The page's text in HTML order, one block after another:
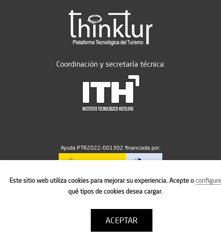
Coordinación y secretaría técnica:
Ayuda PTR2022-001302 financiada por:
MICIU/AEI/10.13039/501100011033
Política de cookies
Condiciones de uso
Este sitio web utiliza cookies para mejorar su experiencia. Acepte oconfigure
qué tipos de cookies desea cargar.
ACEPTAR